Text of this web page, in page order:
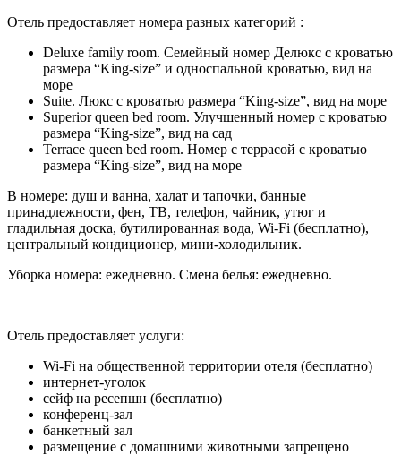
Отель предоставляет номера разных категорий :
Deluxe family room. Семейный номер Делюкс с кроватью
размера “King-size” и односпальной кроватью, вид на
море
Suite. Люкс с кроватью размера “King-size”, вид на море
Superior queen bed room. Улучшенный номер с кроватью
размера “King-size”, вид на сад
Terrace queen bed room. Номер с террасой с кроватью
размера “King-size”, вид на море
В номере: душ и ванна, халат и тапочки, банные
принадлежности, фен, ТВ, телефон, чайник, утюг и
гладильная доска, бутилированная вода, Wi-Fi (бесплатно),
центральный кондиционер, мини-холодильник.
Уборка номера: ежедневно. Смена белья: ежедневно.
Отель предоставляет услуги:
Wi-Fi на общественной территории отеля (бесплатно)
интернет-уголок
сейф на ресепшн (бесплатно)
конференц-зал
банкетный зал
размещение с домашними животными запрещено